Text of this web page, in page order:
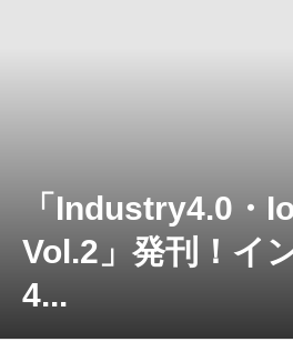
「Industry4.0・
Vol.2」発刊！イ
4...